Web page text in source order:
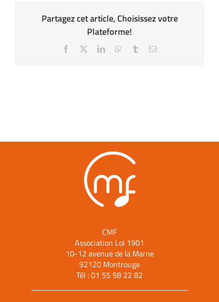
Partagez cet article, Choisissez votre
Plateforme!
Facebook LinkedInWhatsApp
TumblrEmail
CMF
Association Loi 1901
10-12 avenue de la Marne
92120 Montrouge
Tél :01 55 58 22 82